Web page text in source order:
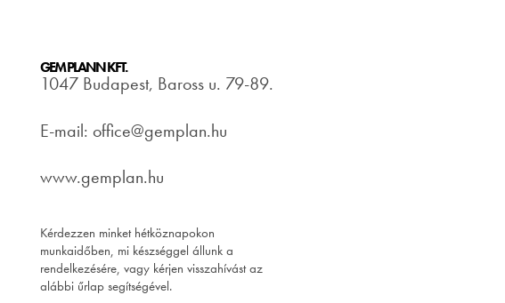
GEM PLANN KFT.
1047 Budapest, Baross u. 79-89.
E-mail: office@gemplan.hu
www.gemplan.hu
Kérdezzen minket hétköznapokon
munkaidőben, mi készséggel állunk a
rendelkezésére, vagy kérjen visszahívást az
alábbi űrlap segítségével.